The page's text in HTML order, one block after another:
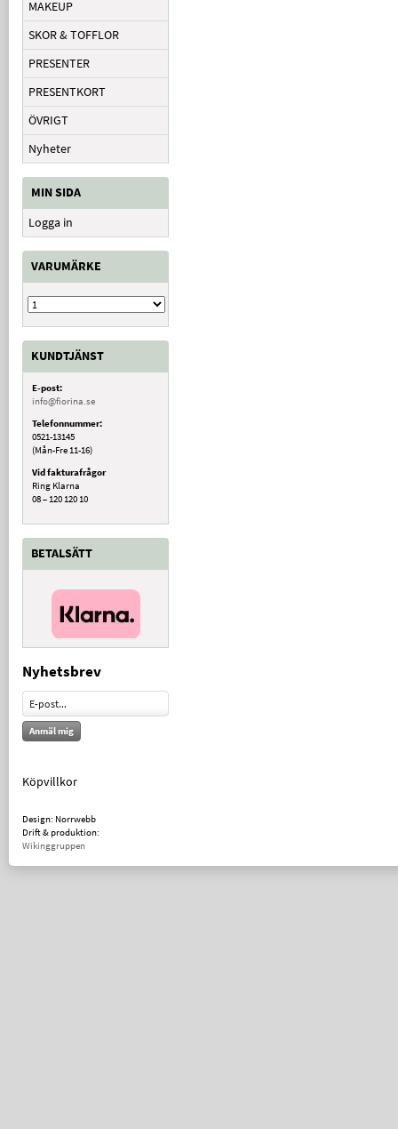
MAKEUP
SKOR & TOFFLOR
PRESENTER
PRESENTKORT
ÖVRIGT
Nyheter
MIN SIDA
Logga in
VARUMÄRKE
KUNDTJÄNST
E-post:
info@fiorina.se
Telefonnummer:
0521-13145
(Mån-Fre 11-16)
Vid fakturafrågor
Ring Klarna
08 – 120 120 10
BETALSÄTT
Nyhetsbrev
Anmäl mig
Köpvillkor
Design: Norrwebb
Drift & produktion:
Wikinggruppen